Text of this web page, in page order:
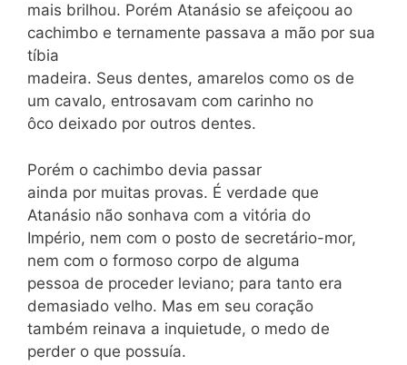
mais brilhou. Porém Atanásio se afeiçoou ao
cachimbo e ternamente passava a mão por sua
tíbia
madeira. Seus dentes, amarelos como os de
um cavalo, entrosavam com carinho no
ôco deixado por outros dentes.
Porém o cachimbo devia passar
ainda por muitas provas. É verdade que
Atanásio não sonhava com a vitória do
Império, nem com o posto de secretário-mor,
nem com o formoso corpo de alguma
pessoa de proceder leviano; para tanto era
demasiado velho. Mas em seu coração
também reinava a inquietude, o medo de
perder o que possuía.